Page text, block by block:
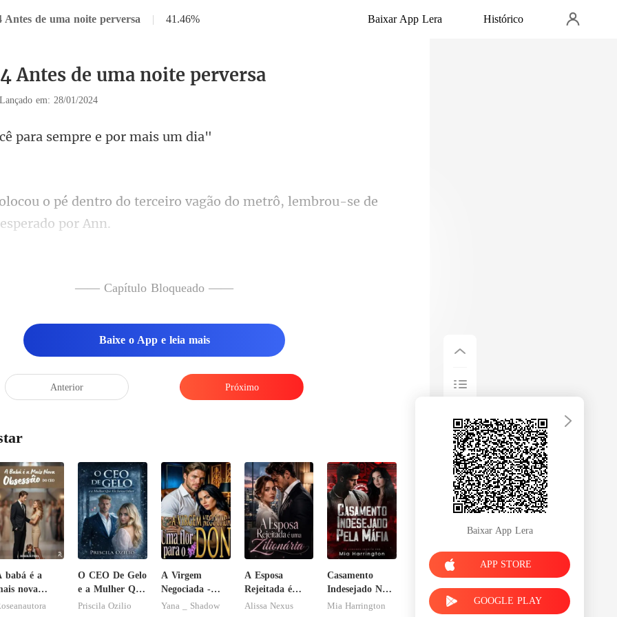
Antes de uma noite perversa | 41.46% Baixar App Lera Histórico
Antes de uma noite perversa
Lançado em: 28/01/2024
para sempre e
terceiro vagão do metrô, lembrou-se
em encontrar Ben naquela noite que
—— Capítulo Bloqueado ——
Baixe o App e leia mais
Anterior Próximo
babá é a
nova
do
O CEO De Gelo
e a Mulher Que
Ele Jurou
Priscila Ozilio
A Virgem
Negociada -
Uma flor para
Yana _ Shadow
A Esposa
Rejeitada é
uma Zilionária
Alissa Nexus
Casamento
Indesejado Na
Máfia
Mia Harrington
Baixar App Lera
APP STORE
GOOGLE PLAY